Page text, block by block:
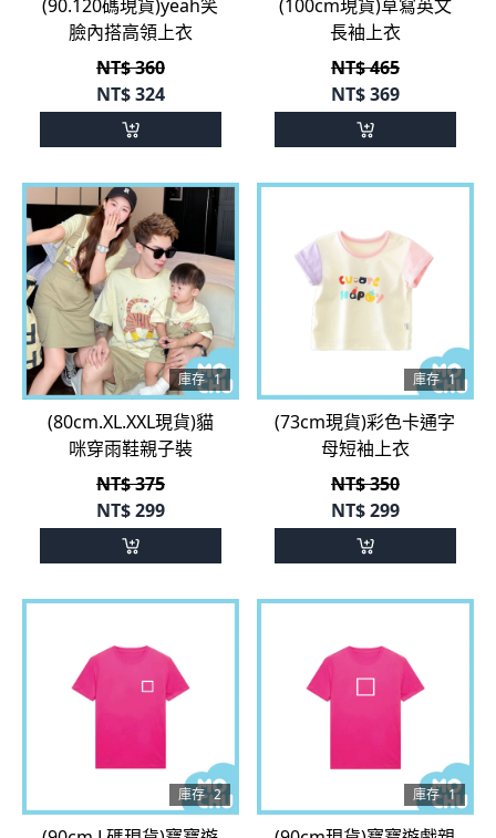
NT$ 360
NT$324
NT$ 465
NT$369
庫存 1
(80cm.XL.XXL現貨)貓
咪穿雨鞋親子裝
NT$ 375
NT$299
(73cm現貨)彩色卡通字
母短袖上衣
NT$ 350
NT$299
(90cm.L碼現貨)寶寶遊
戲親子裝-管理者
(90cm現貨)寶寶遊戲親
子上衣-管理者